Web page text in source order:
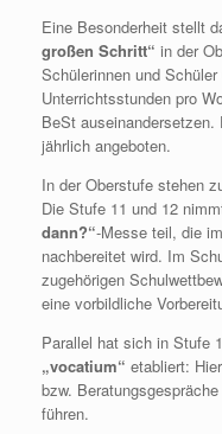
Eine Besonderheit stellt
großen Schritt“ in der
Schülerinnen und
Unterrichtsstunden pro
BeSt
jährlich angeboten.
In der Oberstufe stehen
Die Stufe 11 und 12
dann?“-Messe teil, die
nachbereitet wird. Im
zugehörigen
eine vorbildliche
Parallel hat sich in Stufe
„vocatium“ etabliert:
bzw.
führen.